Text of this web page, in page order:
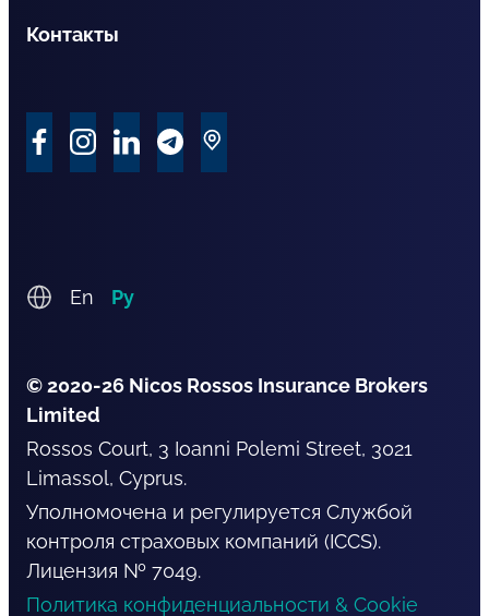
Контакты
En Ру
© 2020-26 Nicos Rossos Insurance Brokers
Limited
Rossos Court, 3 Ioanni Polemi Street, 3021
Limassol, Cyprus.
Уполномочена и регулируется Службой
контроля страховых компаний (ICCS).
Лицензия № 7049.
Политика конфиденциальности & Cookie